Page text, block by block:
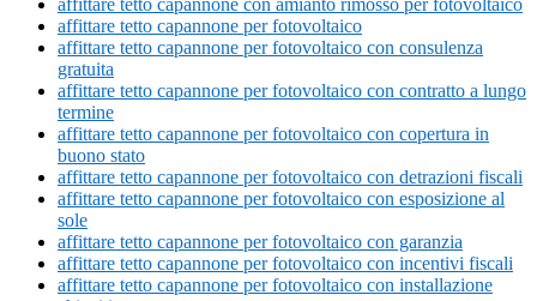
affittare tetto capannone con amianto rimosso per fotovoltaico
affittare tetto capannone per fotovoltaico
affittare tetto capannone per fotovoltaico con consulenza
gratuita
affittare tetto capannone per fotovoltaico con contratto a lungo
termine
affittare tetto capannone per fotovoltaico con copertura in
buono stato
affittare tetto capannone per fotovoltaico con detrazioni fiscali
affittare tetto capannone per fotovoltaico con esposizione al
sole
affittare tetto capannone per fotovoltaico con garanzia
affittare tetto capannone per fotovoltaico con incentivi fiscali
affittare tetto capannone per fotovoltaico con installazione